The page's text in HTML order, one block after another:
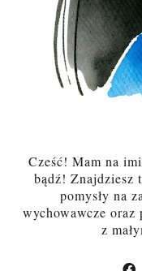
Cześć! Mam na
bądź! Znajdziesz
pomysły na
wychowawcze oraz
z